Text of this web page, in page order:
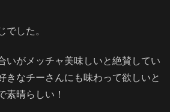
でした。
いがメッチャ美味しいと絶賛してい
きなチーさんにも味わって欲しいと
素晴らしい！